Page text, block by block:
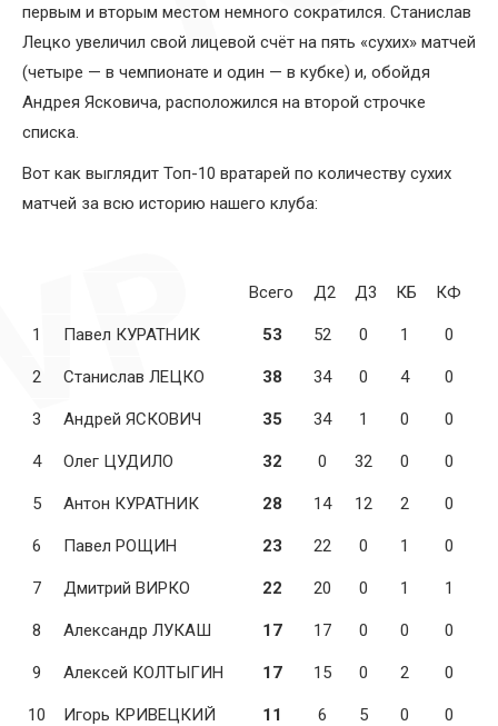
первым и вторым местом немного сократился. Станислав
Лецко увеличил свой лицевой счёт на пять «сухих» матчей
(четыре — в чемпионате и один — в кубке) и, обойдя
Андрея Ясковича, расположился на второй строчке
списка.
Вот как выглядит Топ-10 вратарей по количеству сухих
матчей за всю историю нашего клуба:
Всего Д2 Д3 КБ КФ
1 Павел КУРАТНИК 53 52 0 1 0
2 Станислав ЛЕЦКО 38 34 0 4 0
3 Андрей ЯСКОВИЧ 35 34 1 0 0
4 Олег ЦУДИЛО 32 0 32 0 0
5 Антон КУРАТНИК 28 14 12 2 0
6 Павел РОЩИН 23 22 0 1 0
7 Дмитрий ВИРКО 22 20 0 1 1
8 Александр ЛУКАШ 17 17 0 0 0
9 Алексей КОЛТЫГИН 17 15 0 2 0
10 Игорь КРИВЕЦКИЙ 11 6 5 0 0